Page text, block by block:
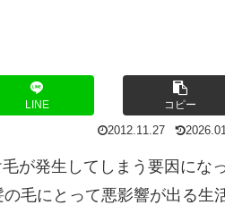
LINE コピー
2012.11.27
が発生してしまう要因にな
毛にとって悪影響が出る生